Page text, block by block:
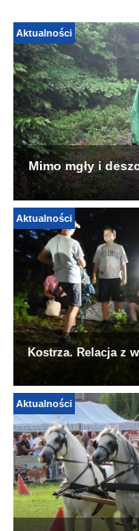
Aktualności
Mimo mgły i
Aktualności
Kostrza. Relacja z
Aktualności